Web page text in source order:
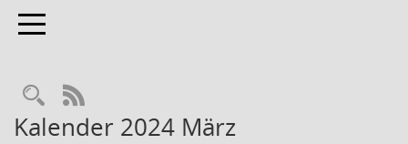
Toggle navigation
RSS-Feed
Kalender 2024 März